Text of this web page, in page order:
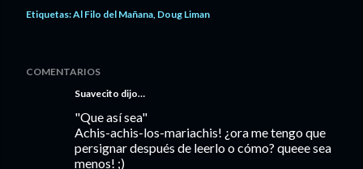
Etiquetas:Al Filo del Mañana Doug Liman
COMENTARIOS
Suavecito dijo…
"Que así sea"
Achis-achis-los-mariachis! ¿ora me tengo que
persignar después de leerlo o cómo? queee sea
menos! ;)